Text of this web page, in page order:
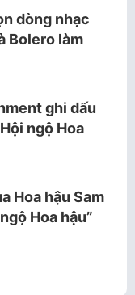
dòng nhạc
Bolero làm
ghi dấu
ngộ Hoa
Hoa hậu Sam
Hoa hậu”